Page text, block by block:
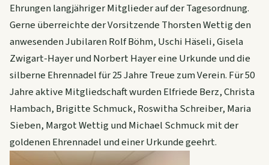
Ehrungen langjähriger Mitglieder auf der Tagesordnung.
Gerne überreichte der Vorsitzende Thorsten Wettig den
anwesenden Jubilaren Rolf Böhm, Uschi Häseli, Gisela
Zwigart-Hayer und Norbert Hayer eine Urkunde und die
silberne Ehrennadel für 25 Jahre Treue zum Verein. Für 50
Jahre aktive Mitgliedschaft wurden Elfriede Berz, Christa
Hambach, Brigitte Schmuck, Roswitha Schreiber, Maria
Sieben, Margot Wettig und Michael Schmuck mit der
goldenen Ehrennadel und einer Urkunde geehrt.